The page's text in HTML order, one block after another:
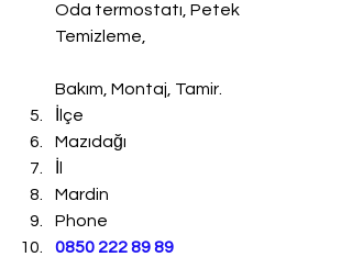
Oda termostatı, Petek
Temizleme,
Bakım, Montaj, Tamir.
İlçe
Mazıdağı
Mardin
Phone
0850 222 89 89